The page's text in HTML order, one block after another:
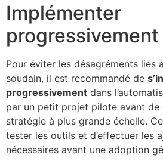
Implémenter
Pour éviter les désagréments liés
soudain, il est recommandé de
progressivement dans
par un petit projet pilote avant de
stratégie à plus grande échelle.
tester les outils et d’effectuer les
nécessaires avant une adoption